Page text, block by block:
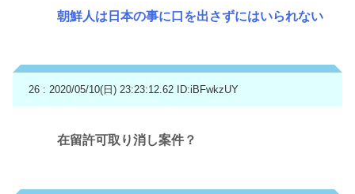
朝鮮人は日本の事に口を出さずにはいられない
26 : 2020/05/10(日) 23:23:12.62 ID:iBFwkzUY
在留許可取り消し案件？